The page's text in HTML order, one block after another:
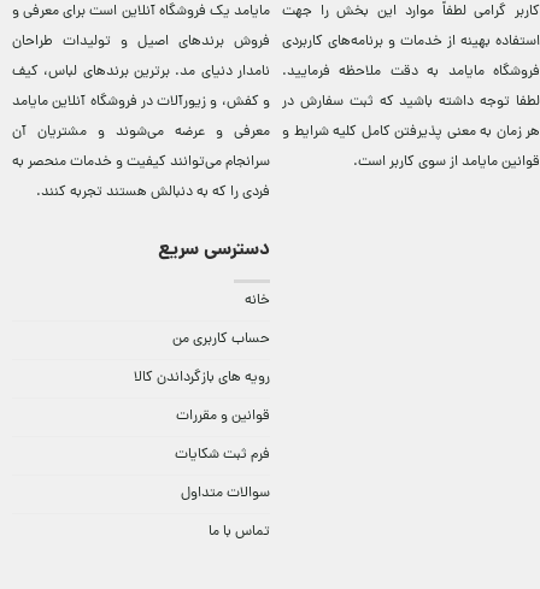
کاربر گرامی لطفاً موارد این بخش را جهت
استفاده بهینه از خدمات و برنامه‌‏های کاربردی
فروشگاه مایامد به دقت ملاحظه فرمایید.
لطفا توجه داشته باشید که ثبت سفارش در
هر زمان به معنی پذیرفتن کامل کلیهشرایط و
قوانین مایامداز سوی کاربر است.
مایامد يک فروشگاه آنلاين است برای معرفی و
فروش برندهای اصيل و توليدات طراحان
نامدار دنيای مد. برترين‌ برندهای لباس، کيف
و کفش، و زيورآلات در فروشگاه آنلاين مایامد
معرفی و عرضه می‌شوند و مشتريان آن
سرانجام می‌توانند کيفيت و خدمات منحصر به
فردی را که به دنبالش هستند تجربه کنند.
دسترسی سریع
خانه
حساب کاربری من
رویه های بازگرداندن کالا
قوانین و مقررات
فرم ثبت شکایات
سوالات متداول
تماس با ما